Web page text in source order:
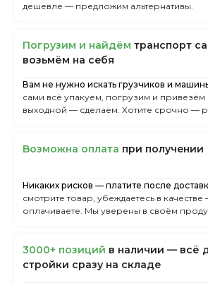
дешевле — предложим альтернативы.
Пoгpузим и нaйдём тpaнcпopт
вoзьмём нa ceбя
Вам не нужно искать грузчиков и
сами всё упакуем, погрузим и привезём
выходной — сделаем. Хотите срочно —
Boзмoжнa oплaтa пpи пoлучeнии
Никаких рисков — платите после
смотрите товар, убеждаетесь в
оплачиваете. Мы уверены в своём
3000+ пoзиций в нaличии — вcё
cтpoйки cpaзу нa cклaдe